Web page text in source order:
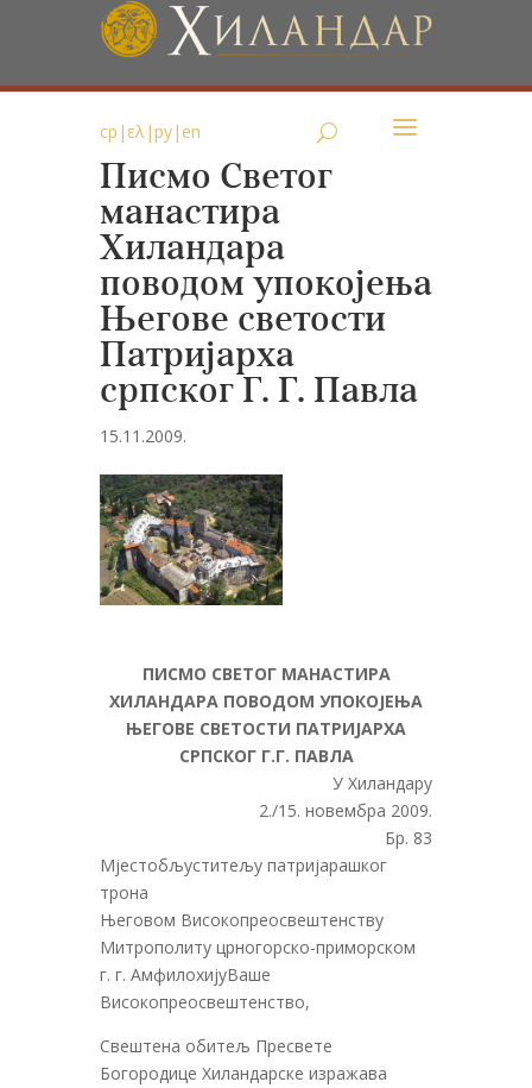
ср | ελ|ру| en
Писмо Светог
манастира
Хиландара
поводом упокојења
Његове светости
Патријарха
српског Г. Г. Павла
15.11.2009.
ПИСМО СВЕТОГ МАНАСТИРА
ХИЛАНДАРА ПОВОДОМ УПОКОЈЕЊА
ЊЕГОВЕ СВЕТОСТИ ПАТРИЈАРХА
СРПСКОГ Г.Г. ПАВЛА
У Хиландару
2./15. новембра 2009.
Бр. 83
Мјестобљуститељу патријарашког
трона
Његовом Високопреосвештенству
Митрополиту црногорско-приморском
г. г. АмфилохијуВаше
Високопреосвештенство,
Свештена обитељ Пресвете
Богородице Хиландарске изражава